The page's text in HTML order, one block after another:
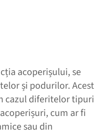
acoperișului, se
și podurilor. Acest
cazul diferitelor tipuri
cum ar fi
sau din